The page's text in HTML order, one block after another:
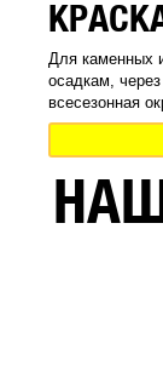
Для каменных
осадкам,
всесезонная